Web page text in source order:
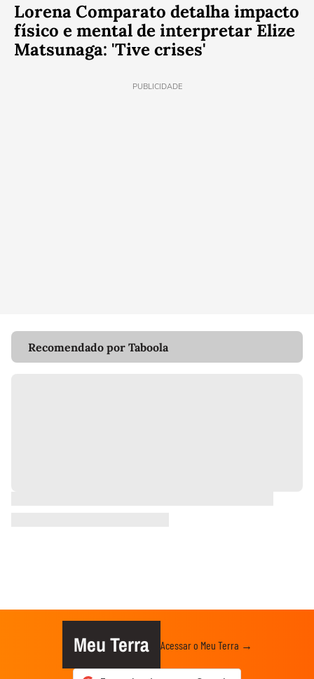
Lorena Comparato detalha impacto
físico e mental de interpretar Elize
Matsunaga: 'Tive crises'
PUBLICIDADE
Recomendado por Taboola
Meu Terra Acessar o Meu Terra →